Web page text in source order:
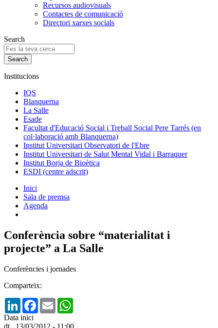
Recursos audiovisuals
Contactes de comunicació
Directori xarxes socials
Search
Institucions
IQS
Blanquerna
La Salle
Esade
Facultat d'Educació Social i Treball Social Pere Tarrés (en
col·laboració amb Blanquerna)
Institut Universitari Observatori de l'Ebre
Institut Universitari de Salut Mental Vidal i Barraquer
Institut Borja de Bioètica
ESDI (centre adscrit)
Inici
Sala de premsa
Agenda
Conferència sobre “materialitat i
projecte” a La Salle
Conferències i jornades
Comparteix:
LinkedInFacebook
Email
Data inici
dt., 13/03/2012 - 11:00